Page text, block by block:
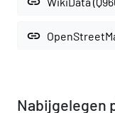
link
Nabijgelegen